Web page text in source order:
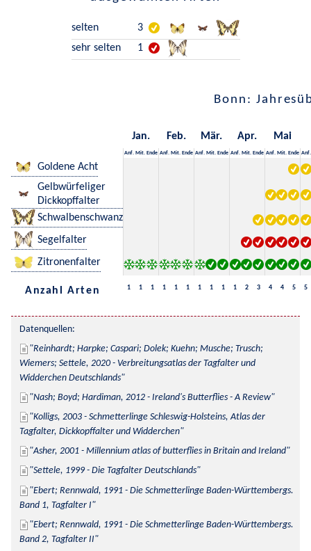
selten
3
sehr selten
1
Bonn:
Jan. Feb. Mär. Apr. Mai
Anf. Mit. Ende Anf. Mit. Ende Anf. Mit. Ende Anf. Mit. Ende Anf. Mit. Ende Anf.
Goldene Acht
Gelbwürfeliger
Dickkopffalter
Schwalbenschwanz
Segelfalter
Zitronenfalter
Anzahl Arten 1 1 1 1 1 1 1 1 1 1 2 3 4 4 5 5
Datenquellen:
Reinhardt; Harpke; Caspari; Dolek; Kuehn; Musche; Trusch;
Wiemers; Settele, 2020 - Verbreitungsatlas der Tagfalter und
Widderchen Deutschlands
Nash; Boyd; Hardiman, 2012 - Ireland's Butterflies - A Review
Kolligs, 2003 - Schmetterlinge Schleswig-Holsteins, Atlas der
Tagfalter, Dickkopffalter und Widderchen
Asher, 2001 - Millennium atlas of butterflies in Britain and Ireland
Settele, 1999 - Die Tagfalter Deutschlands
Ebert; Rennwald, 1991 - Die Schmetterlinge Baden-Württembergs.
Band 1, Tagfalter I
Ebert; Rennwald, 1991 - Die Schmetterlinge Baden-Württembergs.
Band 2, Tagfalter II